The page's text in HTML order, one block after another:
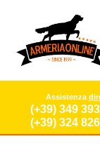
contenuto
Assistenza
(+39) 349
(+39) 324